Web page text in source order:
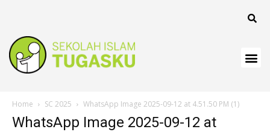
Home SC 2025 WhatsApp Image 2025-09-12 at 4.51.50 PM (1)
WhatsApp Image 2025-09-12 at